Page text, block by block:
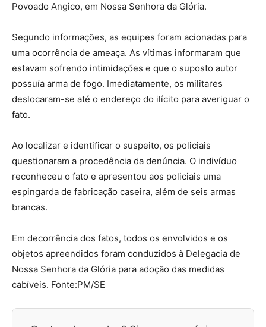
Povoado Angico, em Nossa Senhora da Glória.
Segundo informações, as equipes foram acionadas para
uma ocorrência de ameaça. As vítimas informaram que
estavam sofrendo intimidações e que o suposto autor
possuía arma de fogo. Imediatamente, os militares
deslocaram-se até o endereço do ilícito para averiguar o
fato.
Ao localizar e identificar o suspeito, os policiais
questionaram a procedência da denúncia. O indivíduo
reconheceu o fato e apresentou aos policiais uma
espingarda de fabricação caseira, além de seis armas
brancas.
Em decorrência dos fatos, todos os envolvidos e os
objetos apreendidos foram conduzidos à Delegacia de
Nossa Senhora da Glória para adoção das medidas
cabíveis. Fonte:PM/SE